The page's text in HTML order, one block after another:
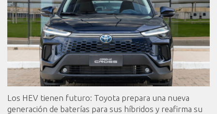
Los HEV tienen futuro: Toyota prepara una nueva
generación de baterías para sus híbridos y reafirma su